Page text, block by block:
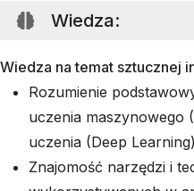
Wiedza:
Wiedza na temat sztucznej
Rozumienie
uczenia maszynowego
uczenia (Deep
Znajomość narzędzi i